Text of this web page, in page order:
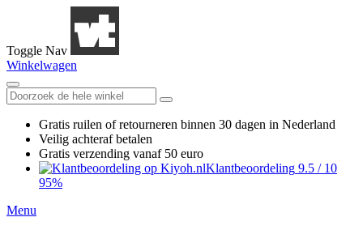
Toggle Nav
Winkelwagen
Gratis ruilen of retourneren binnen 30 dagen in Nederland
Veilig achteraf betalen
Gratis verzending vanaf 50 euro
Klantbeoordeling 9.5 / 10
95%
Menu